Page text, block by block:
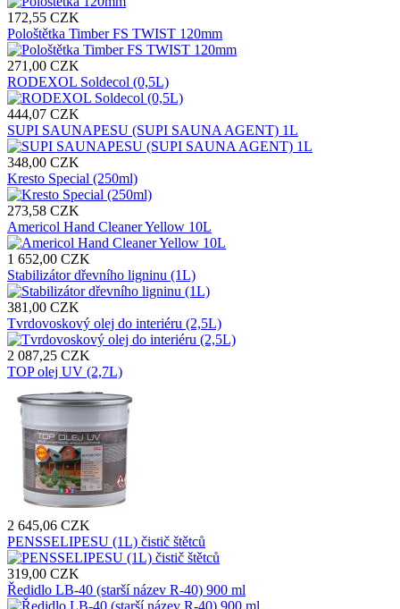
172,55 CZK
Pološtětka Timber FS TWIST 120mm
271,00 CZK
RODEXOL Soldecol (0,5L)
444,07 CZK
SUPI SAUNAPESU (SUPI SAUNA AGENT) 1L
348,00 CZK
Kresto Special (250ml)
273,58 CZK
Americol Hand Cleaner Yellow 10L
1 652,00 CZK
Stabilizátor dřevního ligninu (1L)
381,00 CZK
Tvrdovoskový olej do interiéru (2,5L)
2 087,25 CZK
TOP olej UV (2,7L)
2 645,06 CZK
PENSSELIPESU (1L) čistič štětců
319,00 CZK
Ředidlo LB-40 (starší název R-40) 900 ml